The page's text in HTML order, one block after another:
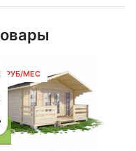
РУБ/МЕС